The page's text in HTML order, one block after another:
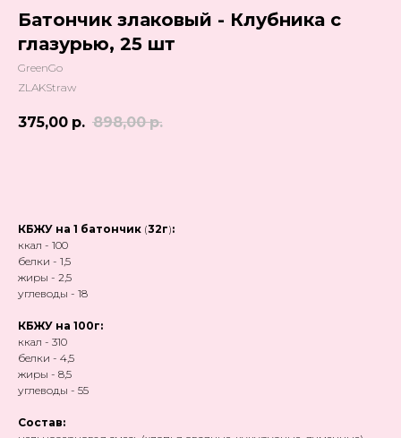
Батончик злаковый - Клубника с
глазурью, 25 шт
GreenGo
ZLAKStraw
375,00 р. 898,00 р.
КБЖУ на 1 батончик (32г):
ккал - 100
белки - 1,5
жиры - 2,5
углеводы - 18
КБЖУ на 100г:
ккал - 310
белки - 4,5
жиры - 8,5
углеводы - 55
Состав: